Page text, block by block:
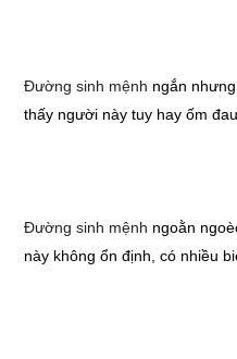
Đường sinh mệnh ngắn
thấy người này tuy hay ốm
Đường sinh mệnh ngoằn
này không ổn định, có nhiều